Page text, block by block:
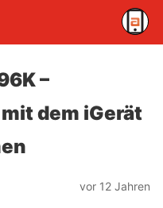
–
dem iGerät
vor 12 Jahren